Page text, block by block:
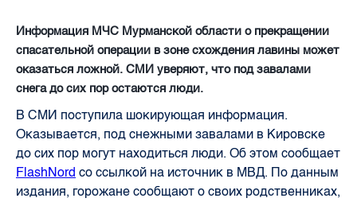
Информация МЧС Мурманской области о прекращении
спасательной операции в зоне схождения лавины может
оказаться ложной. СМИ уверяют, что под завалами
снега до сих пор остаются люди.
В СМИ поступила шокирующая информация.
Оказывается, под снежными завалами в Кировске
до сих пор могут находиться люди. Об этом сообщает
FlashNord со ссылкой на источник в МВД. По данным
издания, горожане сообщают о своих родственниках,